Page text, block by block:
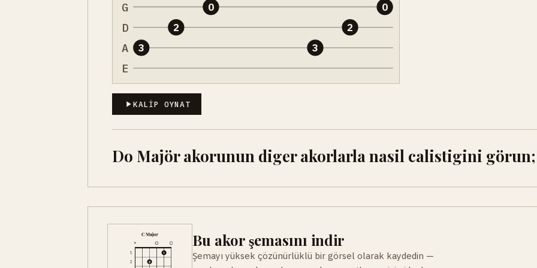
G
D
A
E
3
2
0
3
2
0
KALIP OYNAT
Do Majör akorunun diger akorlarla nasil calistigini görun;
Bu akor şemasını indir
Şemayı yüksek çözünürlüklü bir görsel olarak kaydedin —